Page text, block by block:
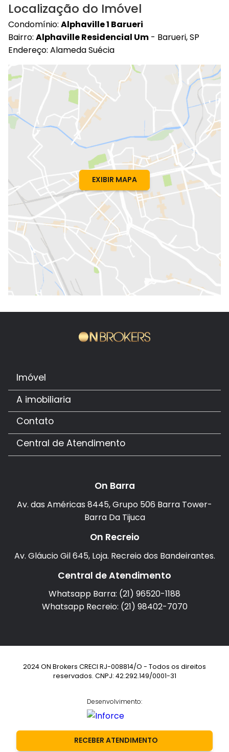
RECEBER ATENDIMENTO
Localização do Imóvel
Condomínio: Alphaville 1 Barueri
Bairro: Alphaville Residencial Um - Barueri, SP
Endereço: Alameda Suécia
EXIBIR MAPA
Imóvel
A imobiliaria
Contato
Central de Atendimento
On Barra
Av. das Américas 8445, Grupo 506 Barra Tower-
Barra Da Tijuca
On Recreio
Av. Gláucio Gil 645, Loja. Recreio dos Bandeirantes.
Central de Atendimento
Whatsapp Barra: (21) 96520-1188
Whatsapp Recreio: (21) 98402-7070
2024 ON Brokers CRECI RJ-008814/O - Todos os direitos
reservados. CNPJ: 42.292.149/0001-31
Desenvolvimento: